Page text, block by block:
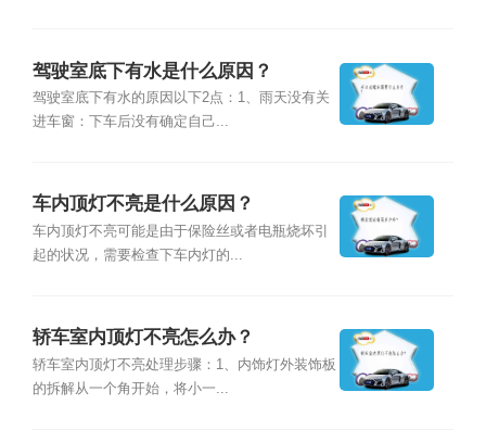
驾驶室底下有水是什么原因？
驾驶室底下有水的原因以下2点：1、雨天没有关
进车窗：下车后没有确定自己...
车内顶灯不亮是什么原因？
车内顶灯不亮可能是由于保险丝或者电瓶烧坏引
起的状况，需要检查下车内灯的...
轿车室内顶灯不亮怎么办？
轿车室内顶灯不亮处理步骤：1、内饰灯外装饰板
的拆解从一个角开始，将小一...